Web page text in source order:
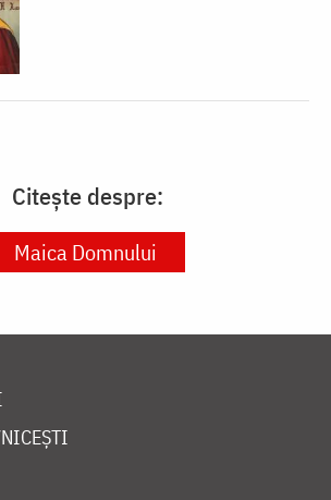
Citește despre:
Maica Domnului